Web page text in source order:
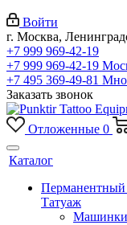
Войти
г. Москва,
+7 999 969-42-19
+7 999 969-42-19
+7 495 369-49-81
Заказать звонок
Отложенные 0
Каталог
Татуаж
Машинки